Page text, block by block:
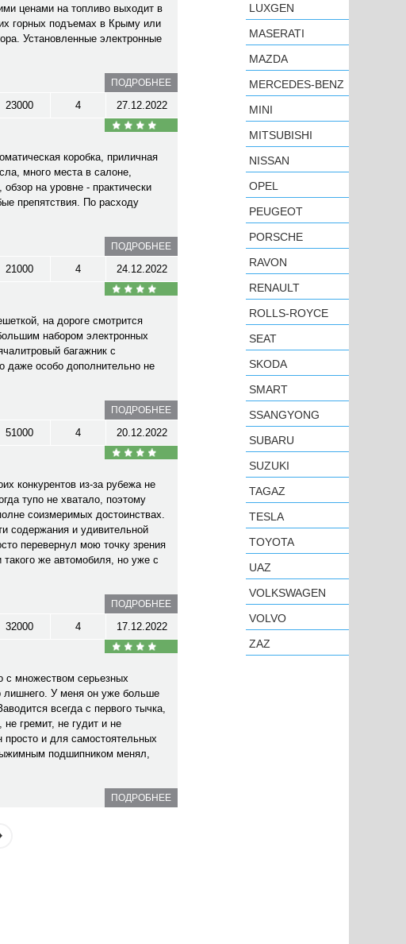
ценами на топливо выходит в
горных подъемах в Крыму или
Установленные электронные
ПОДРОБНЕЕ
23000 4 27.12.2022
коробка, приличная
много места в салоне,
на уровне - практически
препятствия. По расходу
ПОДРОБНЕЕ
21000 4 24.12.2022
на дороге смотрится
набором электронных
багажник с
особо дополнительно не
ПОДРОБНЕЕ
51000 4 20.12.2022
конкурентов из-за рубежа не
тупо не хватало, поэтому
соизмеримых достоинствах.
содержания и удивительной
перевернул мою точку зрения
же автомобиля, но уже с
ПОДРОБНЕЕ
32000 4 17.12.2022
с множеством серьезных
лишнего. У меня он уже больше
всегда с первого тычка,
гремит, не гудит и не
и для самостоятельных
подшипником менял,
ПОДРОБНЕЕ
LUXGEN
MASERATI
MAZDA
MERCEDES-BENZ
MINI
MITSUBISHI
NISSAN
OPEL
PEUGEOT
PORSCHE
RAVON
RENAULT
ROLLS-ROYCE
SEAT
SKODA
SMART
SSANGYONG
SUBARU
SUZUKI
TAGAZ
TESLA
TOYOTA
UAZ
VOLKSWAGEN
VOLVO
ZAZ